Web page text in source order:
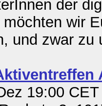
der
möchten wir
und zwar zu
19:00